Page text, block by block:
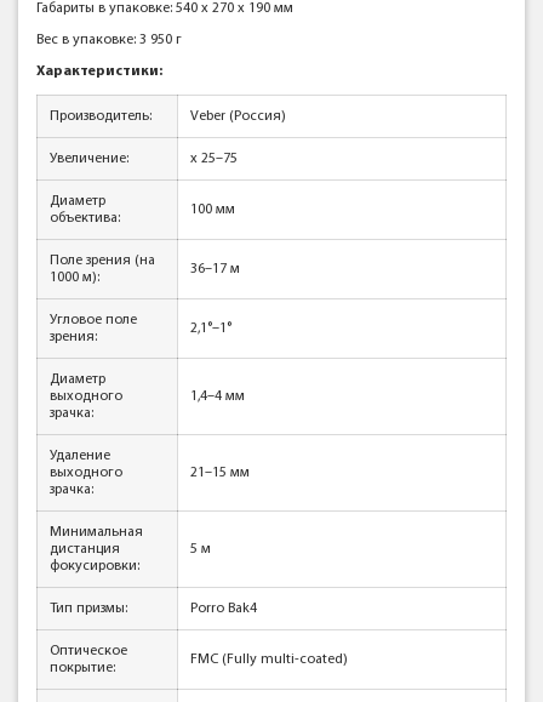
Габариты в упаковке: 540 x 270 x 190 мм
Вес в упаковке: 3 950 г
Характеристики:
Производитель: Veber (Россия)
Увеличение: x 25–75
Диаметр
объектива:
100 мм
Поле зрения (на
1000 м):
36–17 м
Угловое поле
зрения:
2,1°–1°
Диаметр
выходного
зрачка:
1,4–4 мм
Удаление
выходного
зрачка:
21–15 мм
Минимальная
дистанция
фокусировки:
5 м
Тип призмы: Porro Bak4
Оптическое
покрытие:
FMC (Fully multi-coated)